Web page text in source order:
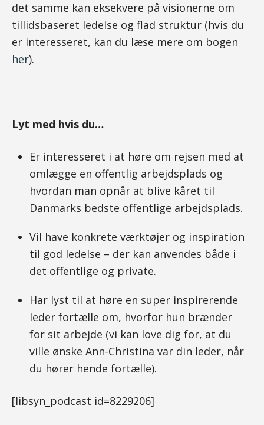
det samme kan eksekvere på visionerne om
tillidsbaseret ledelse og flad struktur (hvis du
er interesseret, kan du læse mere om bogen
her).
Lyt med hvis du…
Er interesseret i at høre om rejsen med at
omlægge en offentlig arbejdsplads og
hvordan man opnår at blive kåret til
Danmarks bedste offentlige arbejdsplads.
Vil have konkrete værktøjer og inspiration
til god ledelse – der kan anvendes både i
det offentlige og private.
Har lyst til at høre en super inspirerende
leder fortælle om, hvorfor hun brænder
for sit arbejde (vi kan love dig for, at du
ville ønske Ann-Christina var din leder, når
du hører hende fortælle).
[libsyn_podcast id=8229206]